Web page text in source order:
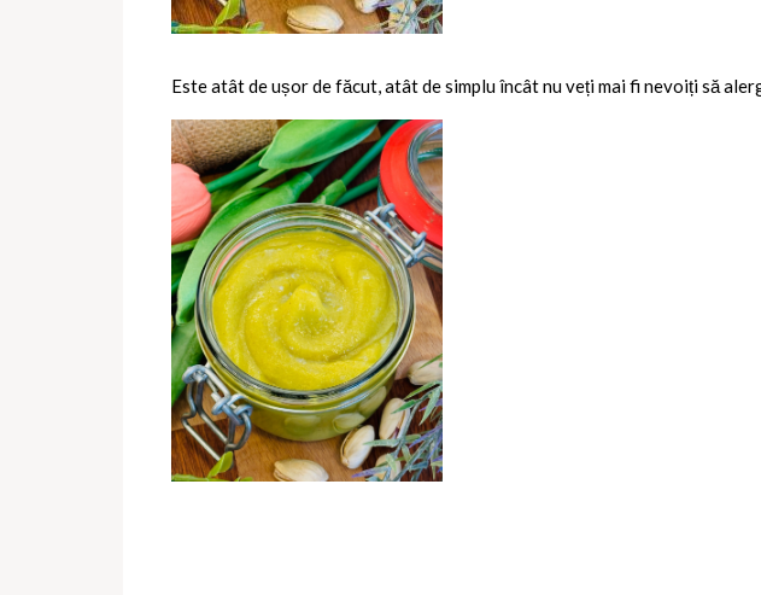
Este atât de ușor de făcut, atât de simplu încât nu veți mai fi nevoiți să